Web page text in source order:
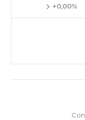
+0,00%